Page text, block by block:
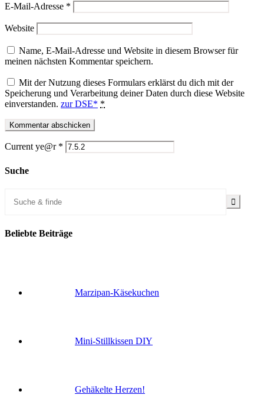
E-Mail-Adresse *
Website
Name, E-Mail-Adresse und Website in diesem Browser für
meinen nächsten Kommentar speichern.
Mit der Nutzung dieses Formulars erklärst du dich mit der
Speicherung und Verarbeitung deiner Daten durch diese Website
einverstanden. zur DSE* *
Current ye@r *
Suche
Beliebte Beiträge
Marzipan-Käsekuchen
Mini-Stillkissen DIY
Gehäkelte Herzen!